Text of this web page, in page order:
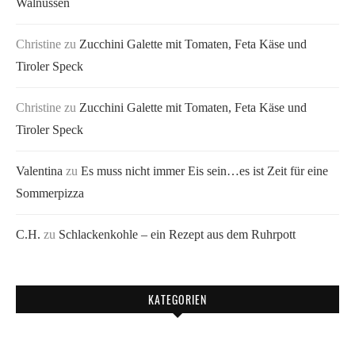
Christine zu Zucchini Galette mit Tomaten, Feta Käse und
Tiroler Speck
Christine zu Zucchini Galette mit Tomaten, Feta Käse und
Tiroler Speck
Valentina zu Es muss nicht immer Eis sein…es ist Zeit für eine
Sommerpizza
C.H. zu Schlackenkohle – ein Rezept aus dem Ruhrpott
KATEGORIEN